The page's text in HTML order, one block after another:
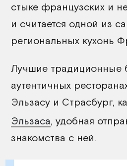
стыке французских и
и считается одной из
региональных кухонь
Лучшие традиционные
аутентичных
Эльзасу и Страсбург,
Эльзаса, удобная
знакомства с ней.